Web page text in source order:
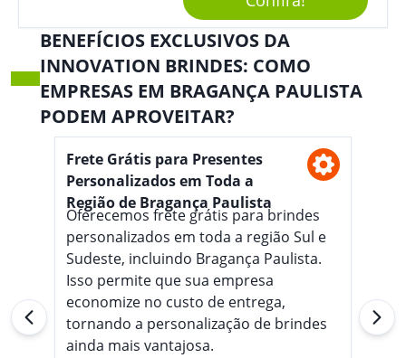
Perfeita Para Diversas
Ocasiões Do Dia A Dia.
BENEFÍCIOS EXCLUSIVOS DA
INNOVATION BRINDES: COMO
EMPRESAS EM BRAGANÇA PAULISTA
PODEM APROVEITAR?
Frete Grátis para Presentes
Personalizados em Toda a
Região de Bragança Paulista
Oferecemos frete grátis para brindes
personalizados em toda a região Sul e
Sudeste, incluindo Bragança Paulista.
Isso permite que sua empresa
economize no custo de entrega,
tornando a personalização de brindes
ainda mais vantajosa.